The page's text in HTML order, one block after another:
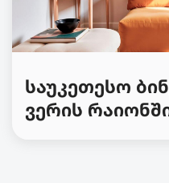
საუკეთესო
ვერის